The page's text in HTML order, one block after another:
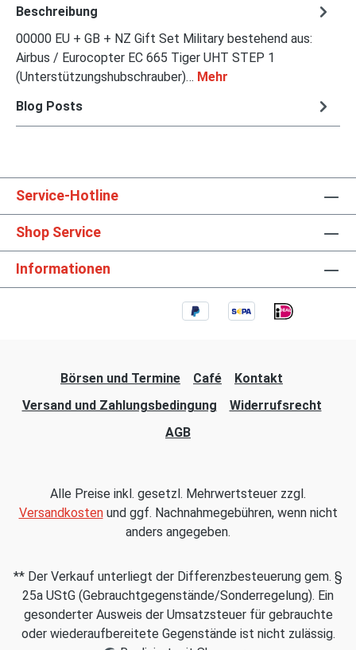
Beschreibung
00000 EU + GB + NZ Gift Set Military bestehend aus:
Airbus / Eurocopter EC 665 Tiger UHT STEP 1
(Unterstützungshubschrauber)… Mehr
Blog Posts
Service-Hotline
Shop Service
Informationen
Börsen und Termine Café
Kontakt
Versand und Zahlungsbedingung
Widerrufsrecht
AGB
Alle Preise inkl. gesetzl. Mehrwertsteuer zzgl.
Versandkostenund ggf. Nachnahmegebühren, wenn nicht
anders angegeben.
** Der Verkauf unterliegt der Differenzbesteuerung gem. §
25a UStG (Gebrauchtgegenstände/Sonderregelung). Ein
gesonderter Ausweis der Umsatzsteuer für gebrauchte
oder wiederaufbereitete Gegenstände ist nicht zulässig.